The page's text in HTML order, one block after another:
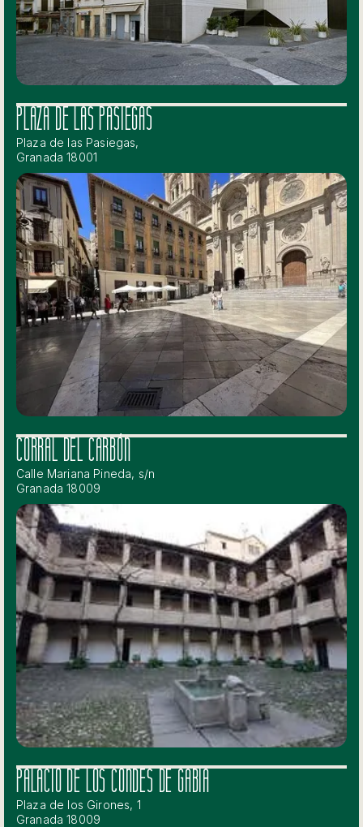
PLAZA DE LAS PASIEGAS
Plaza de las Pasiegas,
Granada 18001
CORRAL DEL CARBÓN
Calle Mariana Pineda, s/n
Granada 18009
PALACIO DE LOS CONDES DE GABIA
Plaza de los Girones, 1
Granada 18009